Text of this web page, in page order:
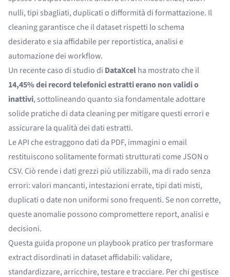
nulli, tipi sbagliati, duplicati o difformità di formattazione. Il
cleaning garantisce che il dataset rispetti lo schema
desiderato e sia affidabile per reportistica, analisi e
automazione dei workflow.
Un recente caso di studio di DataXcelha mostrato che il
14,45% dei record telefonici estratti erano non validi o
inattivi, sottolineando quanto sia fondamentale adottare
solide pratiche di data cleaning per mitigare questi errori e
assicurare la qualità dei dati estratti.
Le API che estraggono dati da PDF, immagini o email
restituiscono solitamente formati strutturati come JSON o
CSV. Ciò rende i dati grezzi più utilizzabili, ma di rado senza
errori: valori mancanti, intestazioni errate, tipi dati misti,
duplicati o date non uniformi sono frequenti. Se non corrette,
queste anomalie possono compromettere report, analisi e
decisioni.
Questa guida propone un playbook pratico per trasformare
extract disordinati in dataset affidabili: validare,
standardizzare, arricchire, testare e tracciare. Per chi gestisce